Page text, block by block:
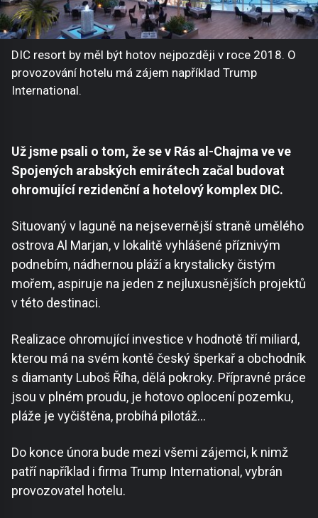
DIC resort by měl být hotov nejpozději v roce 2018. O
provozování hotelu má zájem například Trump
International.
Už jsme psali o tom, že se v Rás al-Chajma ve ve
Spojených arabských emirátech začal budovat
ohromující rezidenční a hotelový komplex DIC.
Situovaný v laguně na nejsevernější straně umělého
ostrova Al Marjan, v lokalitě vyhlášené příznivým
podnebím, nádhernou pláží a krystalicky čistým
mořem, aspiruje na jeden z nejluxusnějších projektů
v této destinaci.
Realizace ohromující investice v hodnotě tří miliard,
kterou má na svém kontě český šperkař a obchodník
s diamanty Luboš Říha, dělá pokroky. Přípravné práce
jsou v plném proudu, je hotovo oplocení pozemku,
pláže je vyčištěna, probíhá pilotáž…
Do konce února bude mezi všemi zájemci, k nimž
patří například i firma Trump International, vybrán
provozovatel hotelu.